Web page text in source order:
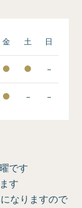
金 土 日
−
− −
です
す
なりますので